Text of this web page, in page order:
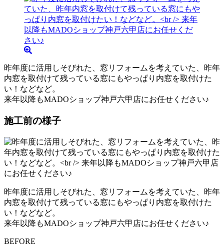
昨年度に活用しそびれた、窓リフォームを考えていた、昨年
内窓を取付けて残っている窓にもやっぱり内窓を取付けた
い！などなど。
来年以降もMADOショップ神戸六甲店にお任せください♪
施工前の様子
昨年度に活用しそびれた、窓リフォームを考えていた、昨年
内窓を取付けて残っている窓にもやっぱり内窓を取付けた
い！などなど。
来年以降もMADOショップ神戸六甲店にお任せください♪
BEFORE